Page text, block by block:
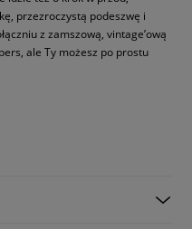
przezroczystą podeszwę i
z zamszową, vintage’ową
ale Ty możesz po prostu